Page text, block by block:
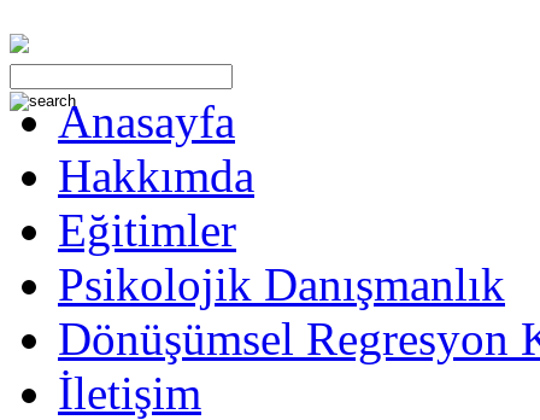
Anasayfa
Hakkımda
Eğitimler
Psikolojik Danışmanlık
Dönüşümsel Regresyon
İletişim